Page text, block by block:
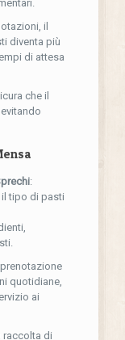
il
diventa più
di attesa
che il
:
tipo di pasti
quotidiane,
ai
raccolta di